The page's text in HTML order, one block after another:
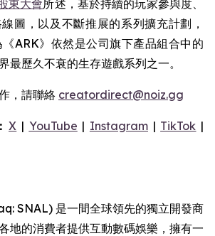
東大會所述，基於持續的玩家參與度、
圖，以及不斷推展的系列擴充計劃，
ARK》依然是公司旗下產品組合中的
最歷久不衰的生存遊戲系列之一。
，請聯絡 creatordirect@noiz.gg
X | YouTube | Instagram| TikTok |
SNAL) 是一間全球領先的獨立開發商
地的消費者提供互動數碼娛樂，擁有一